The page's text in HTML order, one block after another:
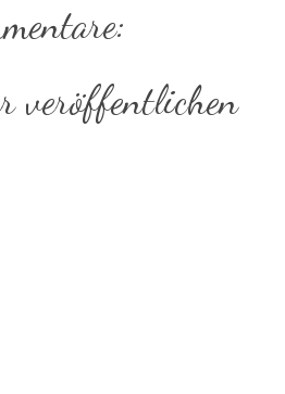
veröffentlichen